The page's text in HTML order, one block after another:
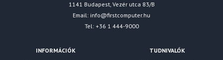
1141 Budapest, Vezér utca 83/B
Email: info@firstcomputer.hu
Tel: +36 1 444-9000
INFORMÁCIÓK
TUDNIVALÓK